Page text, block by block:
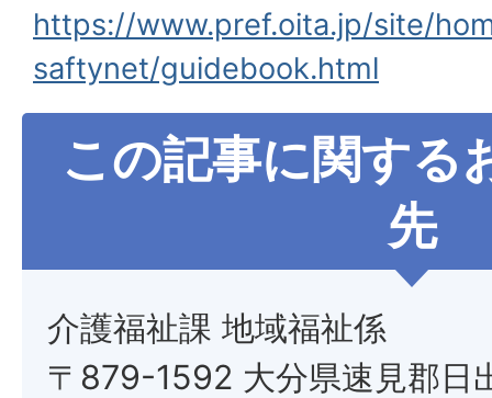
https://www.pref.oita.jp/site/
saftynet/guidebook.html
この記事に関する
先
介護福祉課 地域福祉係
〒879-1592 大分県速見郡日